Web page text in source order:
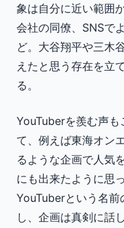
象は自分に近い範囲
会社の同僚、SNSで
ど。大谷翔平や三木
えたと思う存在を立
る。
YouTuberを羨む声も
て、例えば東海オン
るような企画で人気
にも出来たように思
YouTuberという名前
し、企画は真剣に話